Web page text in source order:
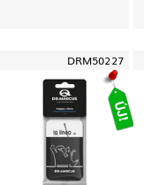
DRM50227